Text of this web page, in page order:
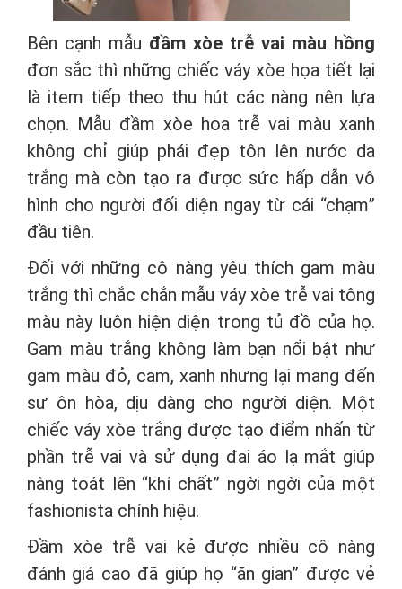
Bên cạnh mẫu đầm xòe trễ vai màu hồng
đơn sắc thì những chiếc váy xòe họa tiết lại
là item tiếp theo thu hút các nàng nên lựa
chọn. Mẫu đầm xòe hoa trễ vai màu xanh
không chỉ giúp phái đẹp tôn lên nước da
trắng mà còn tạo ra được sức hấp dẫn vô
hình cho người đối diện ngay từ cái “chạm”
đầu tiên.
Đối với những cô nàng yêu thích gam màu
trắng thì chắc chắn mẫu váy xòe trễ vai tông
màu này luôn hiện diện trong tủ đồ của họ.
Gam màu trắng không làm bạn nổi bật như
gam màu đỏ, cam, xanh nhưng lại mang đến
sư ôn hòa, dịu dàng cho người diện. Một
chiếc váy xòe trắng được tạo điểm nhấn từ
phần trễ vai và sử dụng đai áo lạ mắt giúp
nàng toát lên “khí chất” ngời ngời của một
fashionista chính hiệu.
Đầm xòe trễ vai kẻ được nhiều cô nàng
đánh giá cao đã giúp họ “ăn gian” được vẻ